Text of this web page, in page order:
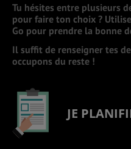
Tu hésites entre plusieurs
pour faire ton choix ?
Go pour prendre la bonne
Il suffit de renseigner tes
occupons du reste !
JE